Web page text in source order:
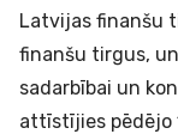
Latvijas finanšu
finanšu tirgus,
sadarbībai un
attīstījies pēdējo